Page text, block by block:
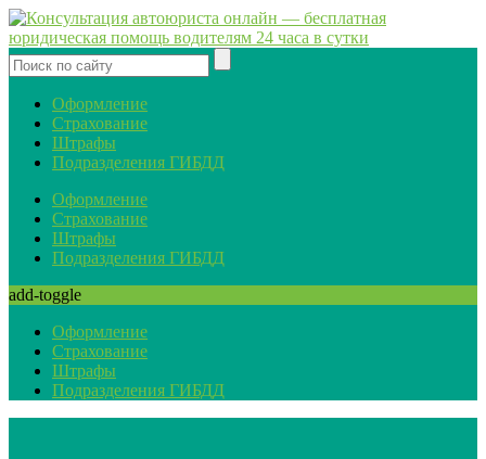
Оформление
Страхование
Штрафы
Подразделения ГИБДД
Оформление
Страхование
Штрафы
Подразделения ГИБДД
add-toggle
Оформление
Страхование
Штрафы
Подразделения ГИБДД